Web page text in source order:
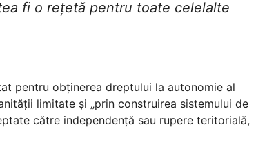
fi o rețetă pentru toate celelalte
pentru obținerea dreptului la autonomie al
limitate și „prin construirea sistemului de
către independență sau rupere teritorială,